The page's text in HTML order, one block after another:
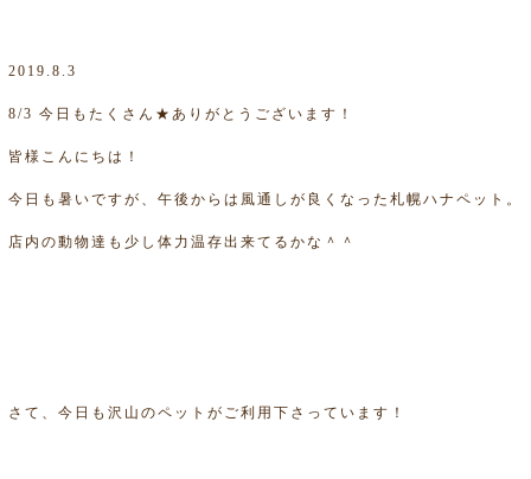
2019.8.3
8/3 今日もたくさん★ありがとうございます！
皆様こんにちは！
今日も暑いですが、午後からは風通しが良くなった札幌ハナペット。
店内の動物達も少し体力温存出来てるかな＾＾
さて、今日も沢山のペットがご利用下さっています！